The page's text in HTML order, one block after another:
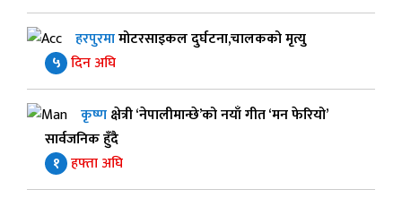
हरपुरमामोटरसाइकल दुर्घटना,चालकको मृत्यु
५ दिन अघि
कृष्णक्षेत्री ‘नेपालीमान्छे’को नयाँ गीत ‘मन फेरियो’
सार्वजनिक हुँदै
१ हफ्ता अघि